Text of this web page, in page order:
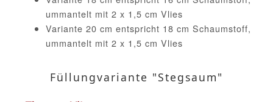
ummantelt mit 2 x 1,5 cm Vlies
Variante 20 cm entspricht 18 cm Schaumstoff,
ummantelt mit 2 x 1,5 cm Vlies
Füllungvariante "Stegsaum"